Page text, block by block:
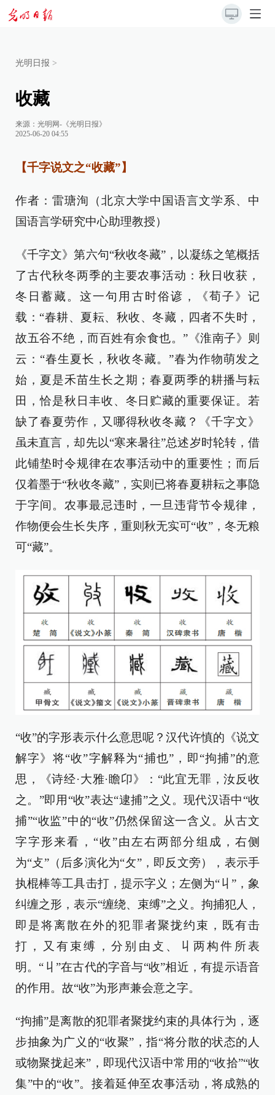
光明日报 >
收藏
来源： 光明网-《光明日报》
2025-06-20 04:55
【千字说文之“收藏”】
作者：雷瑭洵（北京大学中国语言文学系、中
国语言学研究中心助理教授）
《千字文》第六句“秋收冬藏”，以凝练之笔概括
了古代秋冬两季的主要农事活动：秋日收获，
冬日蓄藏。这一句用古时俗谚，《荀子》记
载：“春耕、夏耘、秋收、冬藏，四者不失时，
故五谷不绝，而百姓有余食也。”《淮南子》则
云：“春生夏长，秋收冬藏。”春为作物萌发之
始，夏是禾苗生长之期；春夏两季的耕播与耘
田，恰是秋日丰收、冬日贮藏的重要保证。若
缺了春夏劳作，又哪得秋收冬藏？《千字文》
虽未直言，却先以“寒来暑往”总述岁时轮转，借
此铺垫时令规律在农事活动中的重要性；而后
仅着墨于“秋收冬藏”，实则已将春夏耕耘之事隐
于字间。农事最忌违时，一旦违背节令规律，
作物便会生长失序，重则秋无实可“收”，冬无粮
可“藏”。
“收”的字形表示什么意思呢？汉代许慎的《说文
解字》将“收”字解释为“捕也”，即“拘捕”的意
思，《诗经·大雅·瞻卬》：“此宜无罪，汝反收
之。”即用“收”表达“逮捕”之义。现代汉语中“收
捕”“收监”中的“收”仍然保留这一含义。从古文
字字形来看，“收”由左右两部分组成，右侧
为“攴”（后多演化为“攵”，即反文旁），表示手
执棍棒等工具击打，提示字义；左侧为“丩”，象
纠缠之形，表示“缠绕、束缚”之义。拘捕犯人，
即是将离散在外的犯罪者聚拢约束，既有击
打，又有束缚，分别由攴、丩两构件所表
明。“丩”在古代的字音与“收”相近，有提示语音
的作用。故“收”为形声兼会意之字。
“拘捕”是离散的犯罪者聚拢约束的具体行为，逐
步抽象为广义的“收聚”，指“将分散的状态的人
或物聚拢起来”，即现代汉语中常用的“收拾”“收
集”中的“收”。接着延伸至农事活动，将成熟的